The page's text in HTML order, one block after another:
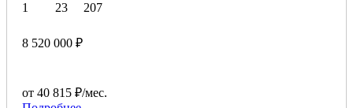
1
23
207
8 520 000 ₽
от 40 815 ₽/мес.